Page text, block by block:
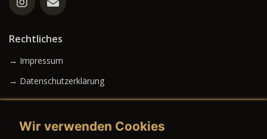
Rechtliches
→ Impressum
→ Datenschutzerklärung
Wir verwenden Cookies